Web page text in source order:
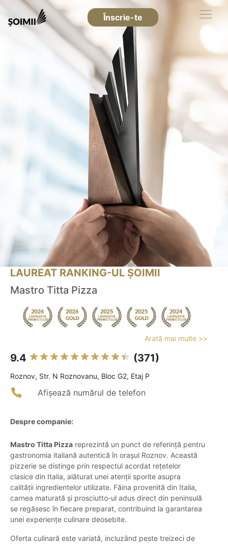
Înscrie-te
LAUREAT RANKING-UL ȘOIMII
Mastro Titta Pizza
Arată mai multe >>
9.4 (371)
Roznov, Str. N Roznovanu, Bloc G2, Etaj P
Afișează numărul de telefon
Despre companie:
Mastro Titta Pizza reprezintă un punct de referință pentru
gastronomia italiană autentică în orașul Roznov. Această
pizzerie se distinge prin respectul acordat rețetelor
clasice din Italia, alăturat unei atenții sporite asupra
calității ingredientelor utilizate. Făina provenită din Italia,
carnea maturată și prosciutto-ul adus direct din peninsulă
se regăsesc în fiecare preparat, contribuind la garantarea
unei experiențe culinare deosebite.
Oferta culinară este variată, incluzând peste treizeci de